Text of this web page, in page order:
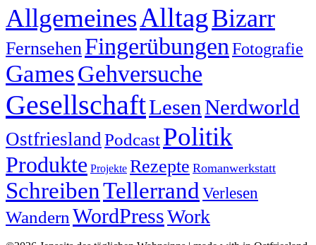
AllgemeinesAlltagBizarr
FernsehenFingerübungen Fotografie
GamesGehversuche
GesellschaftLesenNerdworld
OstfrieslandPodcastPolitik
Produkte Projekte Rezepte Romanwerkstatt
SchreibenTellerrand Verlesen
Wandern WordPressWork